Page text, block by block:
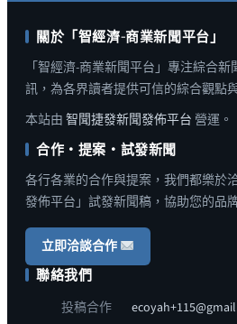
關於「智經濟-商業新聞平台」
「智經濟-商業新聞平台」專注綜合
訊，為各界讀者提供可信的綜合觀點
本站由 智聞捷發新聞發佈平台 營運。
合作・提案・試發新聞
各行各業的合作與提案，我們都樂於
發佈平台」試發新聞稿，協助您的品
立即洽談合作
聯絡我們
投稿合作